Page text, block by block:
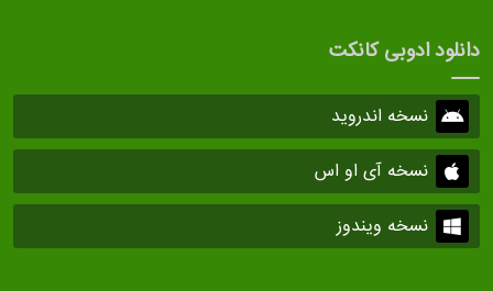
دانلود ادوبی کانکت
نسخه اندروید
نسخه آی او اس
نسخه ویندوز